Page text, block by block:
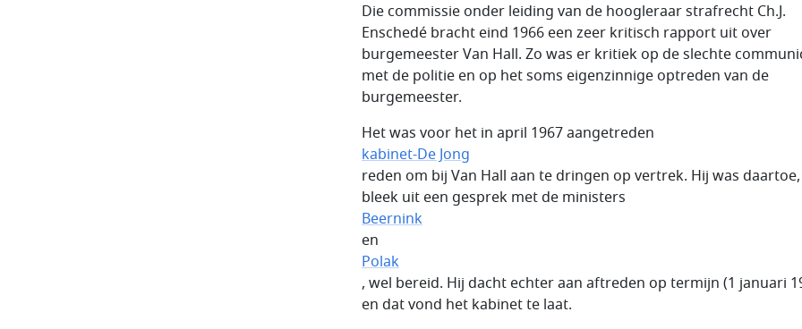
Die commissie onder leiding van de hoogleraar strafrecht Ch.J.
Enschedé bracht eind 1966 een zeer kritisch rapport uit over
burgemeester Van Hall. Zo was er kritiek op de slechte
met de politie en op het soms eigenzinnige optreden van de
burgemeester.
Het was voor het in april 1967 aangetreden
kabinet-De Jong
reden om bij Van Hall aan te dringen op vertrek. Hij was
bleek uit een gesprek met de ministers
Beernink
en
Polak
, wel bereid. Hij dacht echter aan aftreden op termijn (1 januari
en dat vond het kabinet te laat.